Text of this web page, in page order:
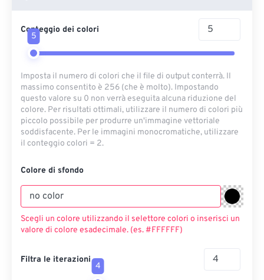
Conteggio dei colori
5
Imposta il numero di colori che il file di output conterrà. Il
massimo consentito è 256 (che è molto). Impostando
questo valore su 0 non verrà eseguita alcuna riduzione del
colore. Per risultati ottimali, utilizzare il numero di colori più
piccolo possibile per produrre un'immagine vettoriale
soddisfacente. Per le immagini monocromatiche, utilizzare
il conteggio colori = 2.
Colore di sfondo
Scegli un colore utilizzando il selettore colori o inserisci un
valore di colore esadecimale. (es. #FFFFFF)
Filtra le iterazioni
4